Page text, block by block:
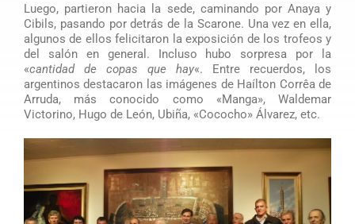
Luego, partieron hacia la sede, caminando por Anaya y
Cibils, pasando por detrás de la Scarone. Una vez en ella,
algunos de ellos felicitaron la exposición de los trofeos y
del salón en general. Incluso hubo sorpresa por la
«cantidad de copas que hay«. Entre recuerdos, los
argentinos destacaron las imágenes de Haílton Corrêa de
Arruda, más conocido como «Manga», Waldemar
Victorino, Hugo de León, Ubiña, «Cococho» Álvarez, etc.